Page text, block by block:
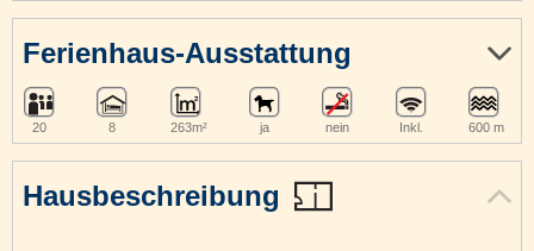
Hausbeschreibung
Ferienhaus-Ausstattung
20 8 263m² ja nein Inkl. 600 m